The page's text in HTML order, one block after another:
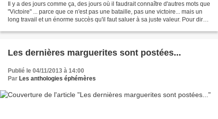
Il y a des jours comme ça, des jours où il faudrait connaître d'autres mots que
"Victoire" ... parce que ce n'est pas une bataille, pas une victoire... mais un
long travail et un énorme succès qu'il faut saluer à sa juste valeur. Pour dire
Les dernières marguerites sont postées...
Publié le 04/11/2013 à 14:00
Par Les anthologies éphémères